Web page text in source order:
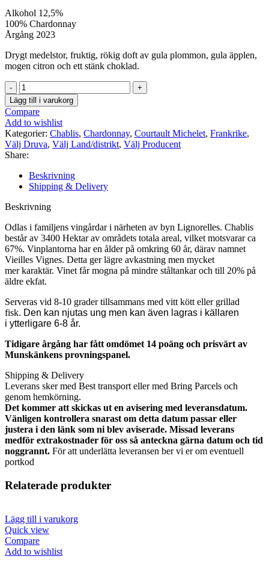
Alkohol 12,5%
100% Chardonnay
Årgång 2023
Drygt medelstor, fruktig, rökig doft av gula plommon, gula äpplen,
mogen citron och ett stänk choklad.
Courtault
Michelet
Chablis
Vieilles
Vignes
mängd
Lägg till i varukorg
Compare
Add to wishlist
Kategorier: Chablis, Chardonnay, Courtault Michelet, Frankrike,
Välj Druva, Välj Land/distrikt, Välj Producent
Share:
Beskrivning
Shipping & Delivery
Beskrivning
Odlas i familjens vingårdar i närheten av byn Lignorelles. Chablis
består av 3400 Hektar av områdets totala areal, vilket motsvarar ca
67%. Vinplantorna har en ålder på omkring 60 år, därav namnet
Vieilles Vignes. Detta ger lägre avkastning men mycket
mer karaktär. Vinet får mogna på mindre ståltankar och till 20% på
äldre ekfat.
Serveras vid 8-10 grader tillsammans med vitt kött eller grillad
fisk. Den kan njutas ung men kan även lagras i källaren
i ytterligare 6-8 år.
Tidigare årgång har fått omdömet 14 poäng och prisvärt av
Munskänkens provningspanel.
Shipping & Delivery
Leverans sker med Best transport eller med Bring Parcels och
genom hemkörning.
Det kommer att skickas ut en avisering med leveransdatum.
Vänligen kontrollera snarast om detta datum passar eller
justera i den länk som ni blev aviserade. Missad leverans
medför extrakostnader för oss så anteckna gärna datum och tid
noggrannt. För att underlätta leveransen ber vi er om eventuell
portkod
Relaterade produkter
Lägg till i varukorg
Quick view
Compare
Add to wishlist